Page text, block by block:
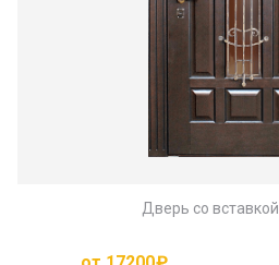
Дверь со вставкой